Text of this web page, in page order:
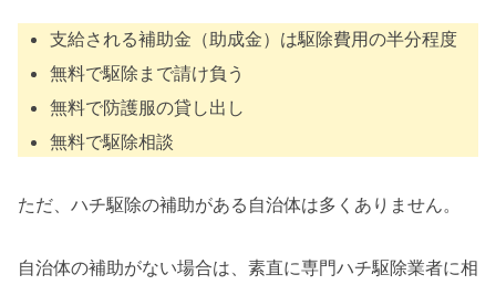
支給される補助金（助成金）は駆除費用の半分程度
無料で駆除まで請け負う
無料で防護服の貸し出し
無料で駆除相談
ただ、ハチ駆除の補助がある自治体は多くありません。
自治体の補助がない場合は、素直に専門ハチ駆除業者に相